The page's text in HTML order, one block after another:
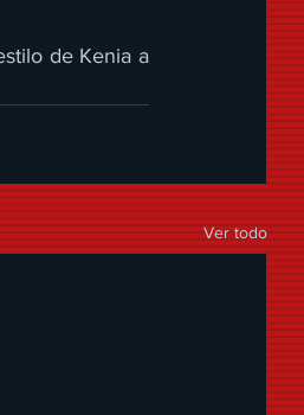
de Kenia a
Ver todo